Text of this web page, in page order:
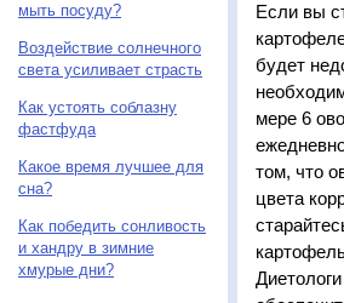
мыть посуду?
Воздействие солнечного
света усиливает страсть
Как устоять соблазну
фастфуда
Какое время лучшее для
сна?
Как победить сонливость
и хандру в зимние
хмурые дни?
Если вы
будет
мере 6
том, что
цвета